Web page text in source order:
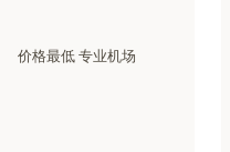
价格最低 专业机场